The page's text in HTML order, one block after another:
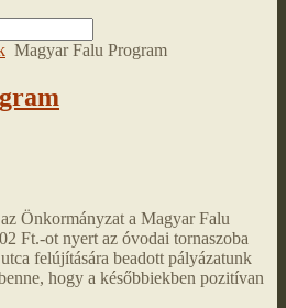
Magyar Falu Program
Önkormányzat a Magyar Falu
Ft.-ot nyert az óvodai tornaszoba
felújítására beadott pályázatunk
hogy a későbbiekben pozitívan